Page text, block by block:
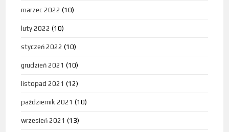
marzec 2022 (10)
luty 2022 (10)
styczeń 2022 (10)
grudzień 2021 (10)
listopad 2021 (12)
październik 2021 (10)
wrzesień 2021 (13)